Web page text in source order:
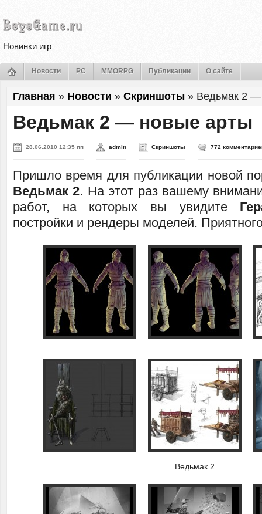
Новинки игр
Новости PC MMORPG Публикации О сайте
Главная » Новости » Скриншоты » Ведьмак 2
Ведьмак 2 — новые арты
28.06.2010 12:35 пп admin Скриншоты 772
Пришло время для публикации новой
Ведьмак 2. На этот раз вашему
работ, на которых вы увидите
постройки и рендеры моделей.
Ведьмак 2